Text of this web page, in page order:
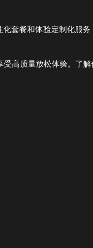
套餐和体验定制化服
高质量放松体验。了解